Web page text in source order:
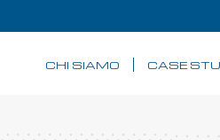
CHI SIAMO CASE